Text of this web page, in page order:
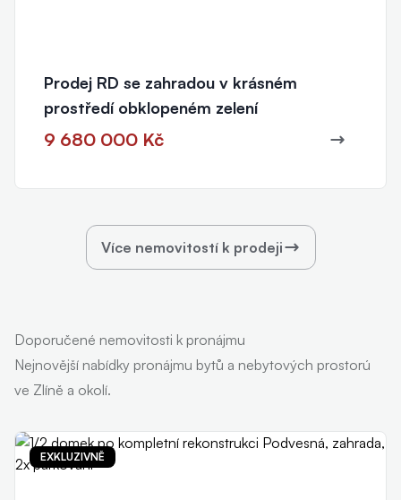
Prodej RD se zahradou v krásném
prostředí obklopeném zelení
9 680 000 Kč
Více nemovitostí k prodeji
Doporučené nemovitosti k pronájmu
Nejnovější nabídky pronájmu bytů a nebytových prostorú
ve Zlíně a okolí.
EXKLUZIVNĚ